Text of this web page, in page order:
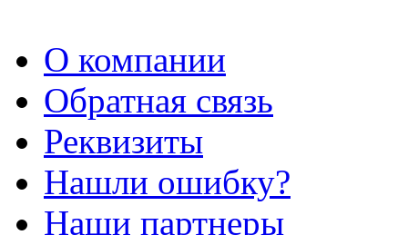
О компании
Обратная связь
Реквизиты
Нашли ошибку?
Наши партнеры